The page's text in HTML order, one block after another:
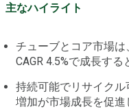
主なハイライト
チューブとコア市場
CAGR 4.5%で成長する
持続可能でリサイク
増加が市場成長を促進